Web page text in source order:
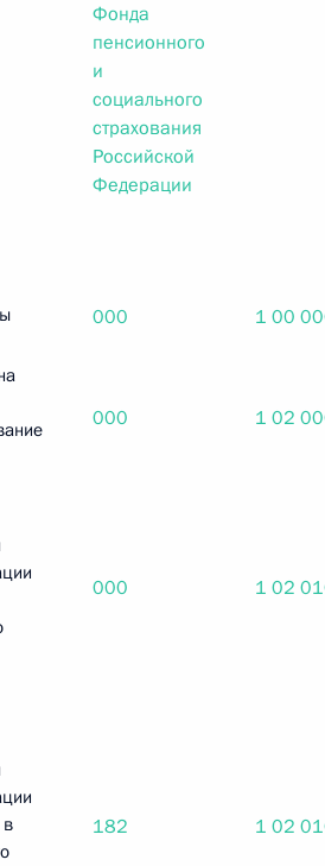
Фонда
пенсионного
и
социального
страхования
Российской
Федерации
000 1 00
000 1 02
000 1 02
в
182 1 02